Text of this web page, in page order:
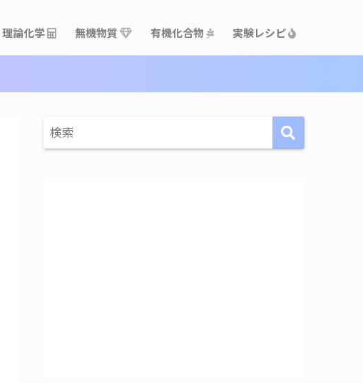
理論化学 無機物質 有機化合物 実験レシピ